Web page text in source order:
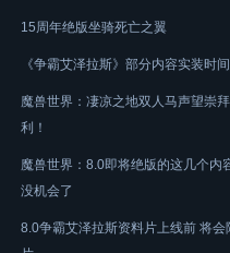
15周年绝版坐骑死亡之翼
《争霸艾泽拉斯》部分内容实装时
魔兽世界：凄凉之地双人马声望崇
利！
魔兽世界：8.0即将绝版的这几个内
没机会了
8.0争霸艾泽拉斯资料片上线前 将会